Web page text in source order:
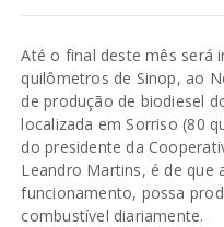
Até o final deste mês será
quilômetros de Sinop, ao
de produção de biodiesel
localizada em Sorriso (80
do presidente da
Leandro Martins, é de que
funcionamento, possa
combustível diariamente.